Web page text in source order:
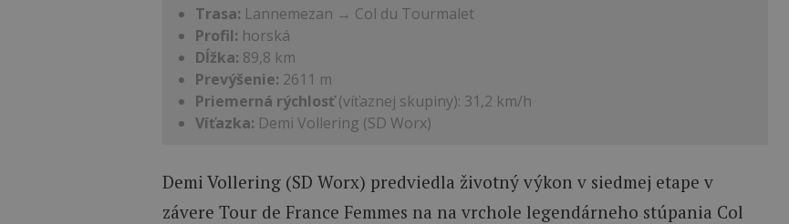
Trasa: Lannemezan → Col du Tourmalet
Profil: horská
Dĺžka: 89,8 km
Prevýšenie: 2611 m
Priemerná rýchlosť(víťaznej skupiny): 31,2 km/h
Víťazka: Demi Vollering (SD Worx)
Demi Vollering (SD Worx) predviedla životný výkon v siedmej etape v
závere Tour de France Femmes na na vrchole legendárneho stúpania Col